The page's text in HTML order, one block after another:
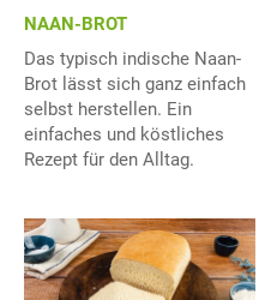
NAAN-BROT
Das typisch indische Naan-
Brot lässt sich ganz einfach
selbst herstellen. Ein
einfaches und köstliches
Rezept für den Alltag.